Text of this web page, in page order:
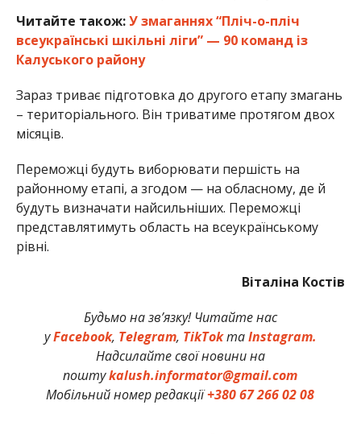
Читайте також:У змаганнях “Пліч-о-пліч
всеукраїнські шкільні ліги” — 90 команд із
Калуського району
Зараз триває підготовка до другого етапу змагань
– територіального. Він триватиме протягом двох
місяців.
Переможці будуть виборювати першість на
районному етапі, а згодом — на обласному, де й
будуть визначати найсильніших. Переможці
представлятимуть область на всеукраїнському
рівні.
Віталіна Костів
Будьмо на зв’язку! Читайте нас
уFacebook, Telegram, TikTokтаInstagram.
Надсилайте свої новини на
поштуkalush.informator@gmail.com
Мобільний номер редакції+380 67 266 02 08